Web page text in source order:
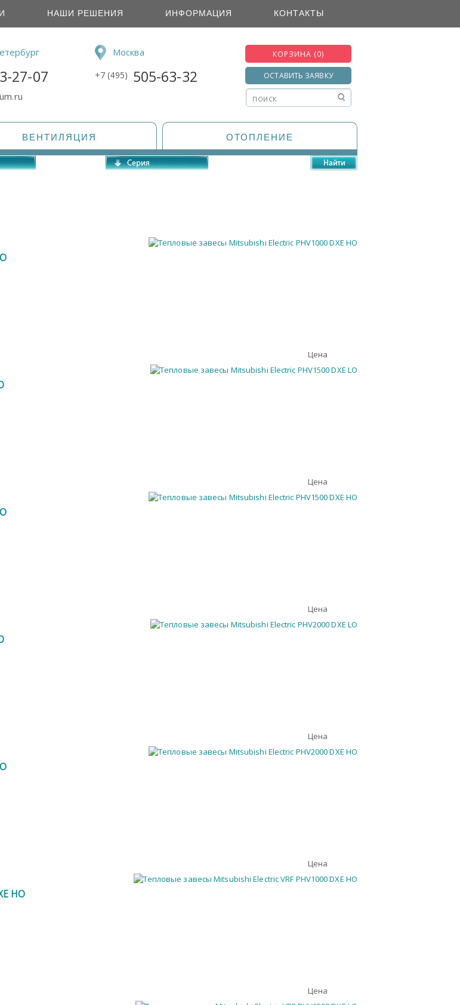
НАШИ РЕШЕНИЯ ИНФОРМАЦИЯ КОНТАКТЫ
27-07
Москва
+7 (495) 505-63-32
КОРЗИНА (0)
ОСТАВИТЬ ЗАЯВКУ
ВЕНТИЛЯЦИЯ ОТОПЛЕНИЕ
Цена
Цена
Цена
Цена
Цена
HO
Цена